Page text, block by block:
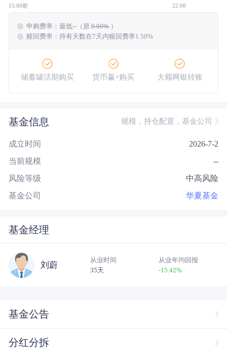
今年以来
成立以来 -9.26%
15:00前 22:00
申购费率： 最低--（原 0.00%）
赎回费率：持有天数在7天内赎回费率1.50%
储蓄罐活期购买 货币赢+购买 大额网银转账
基金信息 规模，持仓配置，基金公司
成立时间 2026-7-2
当前规模 --
风险等级 中高风险
基金公司 华夏基金
基金经理
刘蔚
从业时间
35天
从业年均回报
-15.42%
基金公告
分红分拆